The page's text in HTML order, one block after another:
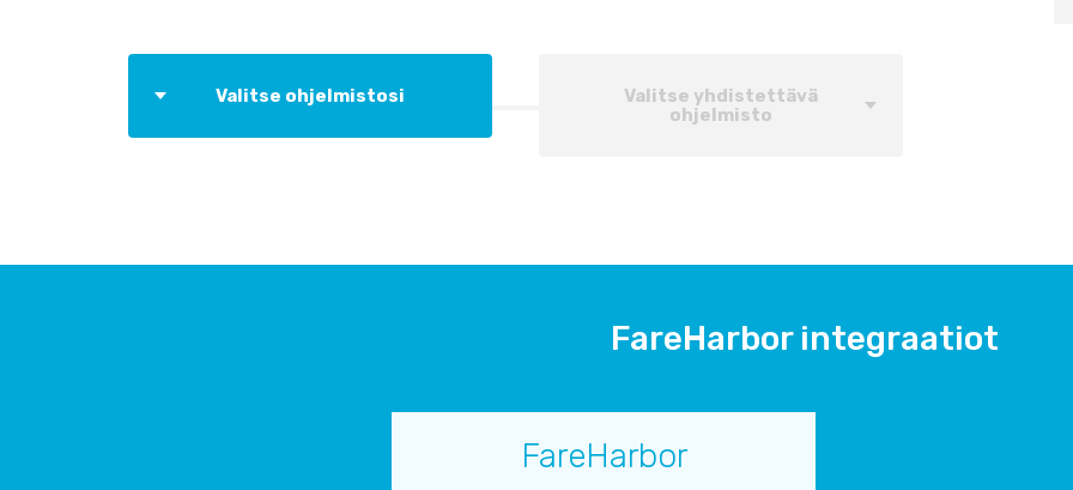
Valitse ohjelmistosi
Valitse yhdistettävä
ohjelmisto
FareHarbor integraatiot
FareHarbor